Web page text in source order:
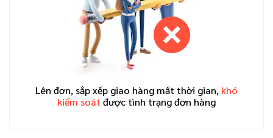
Lên đơn, sắp xếp giao hàng mất thời gian, khó
kiểm soát được tình trạng đơn hàng